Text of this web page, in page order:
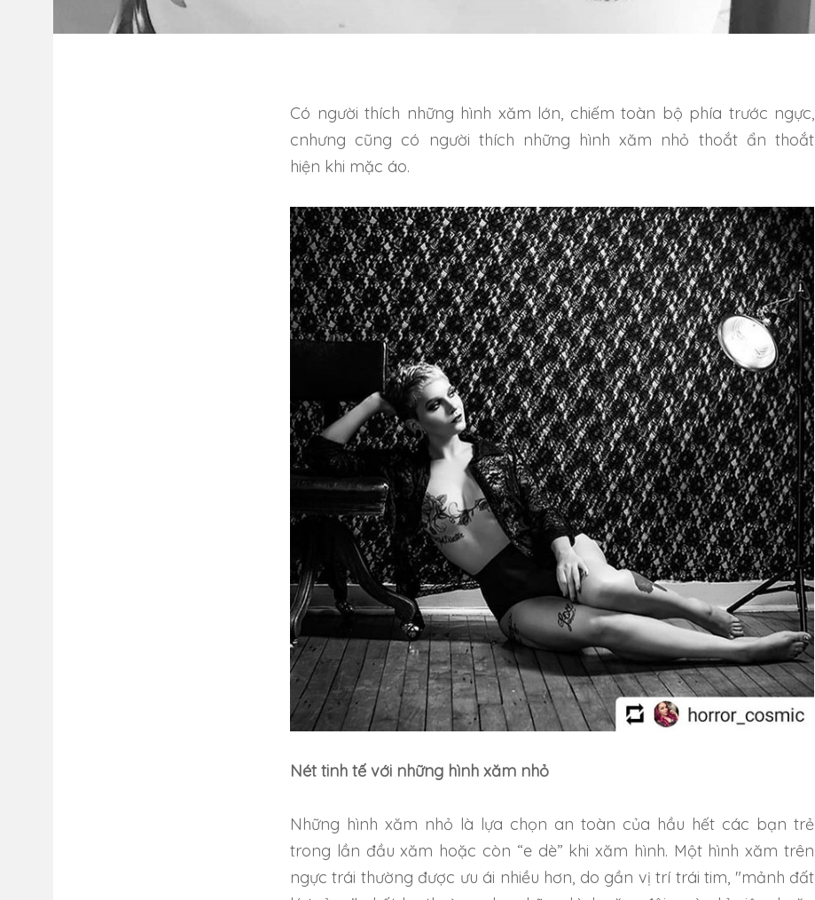
Có người thích những hình xăm lớn, chiếm toàn bộ phía trước ngực,
cnhưng cũng có người thích những hình xăm nhỏ thoắt ẩn thoắt
hiện khi mặc áo.
Nét tinh tế với những hình xăm nhỏ
Những hình xăm nhỏ là lựa chọn an toàn của hầu hết các bạn trẻ
trong lần đầu xăm hoặc còn “e dè” khi xăm hình. Một hình xăm trên
ngực trái thường được ưu ái nhiều hơn, do gần vị trí trái tim, "mảnh đất